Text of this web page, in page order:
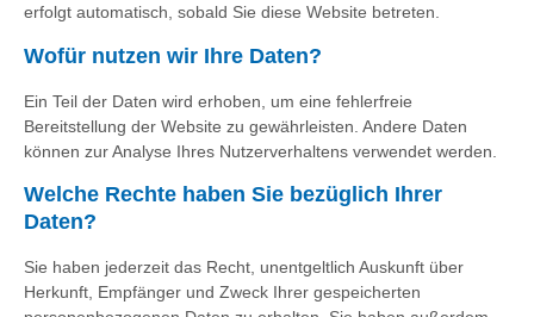
erfolgt automatisch, sobald Sie diese Website betreten.
Wofür nutzen wir Ihre Daten?
Ein Teil der Daten wird erhoben, um eine fehlerfreie
Bereitstellung der Website zu gewährleisten. Andere Daten
können zur Analyse Ihres Nutzerverhaltens verwendet werden.
Welche Rechte haben Sie bezüglich Ihrer
Daten?
Sie haben jederzeit das Recht, unentgeltlich Auskunft über
Herkunft, Empfänger und Zweck Ihrer gespeicherten